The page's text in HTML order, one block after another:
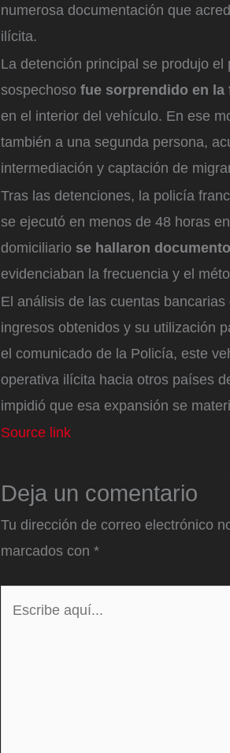
numerosa documentación que
ilícita.
La detención principal se produjo
sospechoso fue sorprendido en
en el interior del vehículo. En ese
también a una segunda persona,
intermediación y captación de
Tras las detenciones, la policía
se ejecutó en menos de 48 horas
domiciliario se hallaron
evidenciaban la frecuencia y el
El análisis de las cuentas
ingresos obtenidos y su utilización
el comunicado de la Policía, este
operativa ilícita hacia otros países
impidió que esa expansión se
Source link
Deja un comentario
Tu dirección de correo electrónico
marcados con *